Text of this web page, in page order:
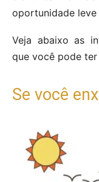
oportunidade
Veja abaixo as
que você pode
Se você